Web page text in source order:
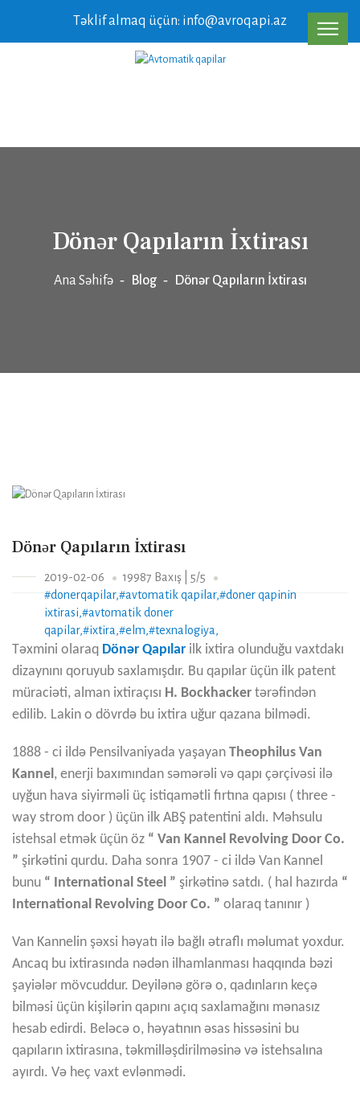
Təklif almaq üçün: info@avroqapi.az
Dönər Qapıların İxtirası
Ana Səhifə Blog Dönər Qapıların İxtirası
Dönər Qapıların İxtirası
2019-02-06 19987 Baxış | 5/5
#donerqapilar,#avtomatik qapilar,#doner qapinin
ixtirasi,#avtomatik doner
qapilar,#ixtira,#elm,#texnalogiya,
Təxmini olaraq Dönər Qapılar ilk ixtira olunduğu vaxtdakı
dizaynını qoruyub saxlamışdır. Bu qapılar üçün ilk patent
müraciəti, alman ixtiraçısı H. Bockhacker tərəfindən
edilib. Lakin o dövrdə bu ixtira uğur qazana bilmədi.
1888 - ci ildə Pensilvaniyada yaşayan Theophilus Van
Kannel, enerji baxımından səmərəli və qapı çərçivəsi ilə
uyğun hava siyirməli üç istiqamətli fırtına qapısı ( three -
way strom door ) üçün ilk ABŞ patentini aldı. Məhsulu
istehsal etmək üçün öz “ Van Kannel Revolving Door Co.
” şirkətini qurdu. Daha sonra 1907 - ci ildə Van Kannel
bunu “ International Steel ” şirkətinə satdı. ( hal hazırda “
International Revolving Door Co. ” olaraq tanınır )
Van Kannelin şəxsi həyatı ilə bağlı ətraflı məlumat yoxdur.
Ancaq bu ixtirasında nədən ilhamlanması haqqında bəzi
şayiələr mövcuddur. Deyilənə görə o, qadınların keçə
bilməsi üçün kişilərin qapını açıq saxlamağını mənasız
hesab edirdi. Beləcə o, həyatının əsas hissəsini bu
qapıların ixtirasına, təkmilləşdirilməsinə və istehsalına
ayırdı. Və heç vaxt evlənmədi.